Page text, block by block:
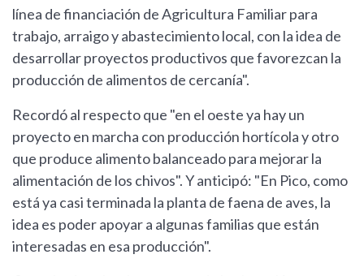
línea de financiación de Agricultura Familiar para
trabajo, arraigo y abastecimiento local, con la idea de
desarrollar proyectos productivos que favorezcan la
producción de alimentos de cercanía".
Recordó al respecto que "en el oeste ya hay un
proyecto en marcha con producción hortícola y otro
que produce alimento balanceado para mejorar la
alimentación de los chivos". Y anticipó: "En Pico, como
está ya casi terminada la planta de faena de aves, la
idea es poder apoyar a algunas familias que están
interesadas en esa producción".